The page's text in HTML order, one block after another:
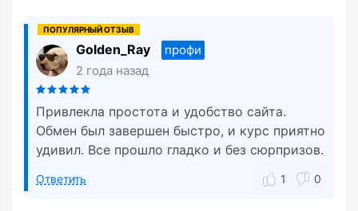
Golden_Ray
профи
2 года назад
Привлекла простота и удобство сайта.
Обмен был завершен быстро, и курс приятно
удивил. Все прошло гладко и без сюрпризов.
Ответить 1 0